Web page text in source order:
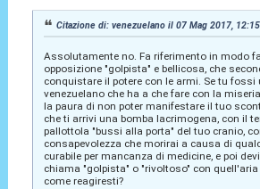
Citazione di: venezuelano il 07 Mag 2017, 12:15
Assolutamente no. Fa riferimento in modo
opposizione "golpista" e bellicosa, che
conquistare il potere con le armi. Se tu fossi
venezuelano che ha a che fare con la
la paura di non poter manifestare il tuo
che ti arrivi una bomba lacrimogena, con il
pallottola "bussi alla porta" del tuo cranio,
consapevolezza che morirai a causa di
curabile per mancanza di medicine, e poi
chiama "golpista" o "rivoltoso" con quell'aria
come reagiresti?